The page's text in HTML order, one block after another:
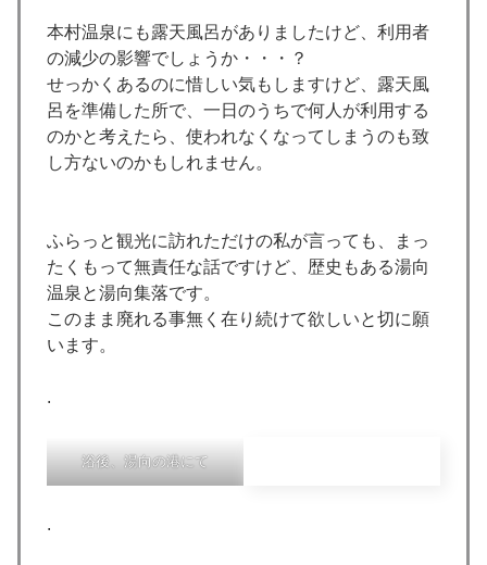
本村温泉にも露天風呂がありましたけど、利用者
の減少の影響でしょうか・・・？
せっかくあるのに惜しい気もしますけど、露天風
呂を準備した所で、一日のうちで何人が利用する
のかと考えたら、使われなくなってしまうのも致
し方ないのかもしれません。
ふらっと観光に訪れただけの私が言っても、まっ
たくもって無責任な話ですけど、歴史もある湯向
温泉と湯向集落です。
このまま廃れる事無く在り続けて欲しいと切に願
います。
.
浴後、湯向の港にて
.